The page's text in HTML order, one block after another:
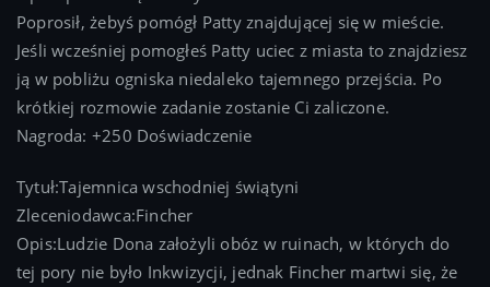
Poprosił, żebyś pomógł Patty znajdującej się w mieście.
Jeśli wcześniej pomogłeś Patty uciec z miasta to znajdziesz
ją w pobliżu ogniska niedaleko tajemnego przejścia. Po
krótkiej rozmowie zadanie zostanie Ci zaliczone.
Nagroda: +250 Doświadczenie
Tytuł:Tajemnica wschodniej świątyni
Zleceniodawca:Fincher
Opis:Ludzie Dona założyli obóz w ruinach, w których do
tej pory nie było Inkwizycji, jednak Fincher martwi się, że